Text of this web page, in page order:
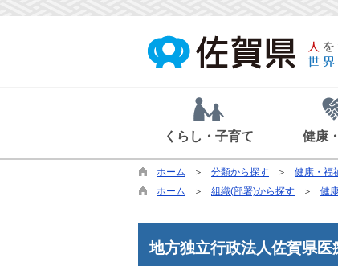
くらし・子育て 健康
ホーム 分類から探す 健康・福
ホーム
組織(部署)から探す 健
地方独立行政法人佐賀県